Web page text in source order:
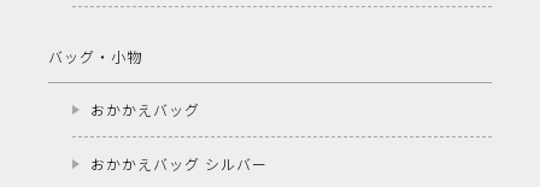
バッグ・小物
おかかえバッグ
おかかえバッグ シルバー